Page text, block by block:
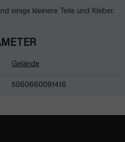
einige kleinere Teile und Kleber.
Gelände
5060660091416